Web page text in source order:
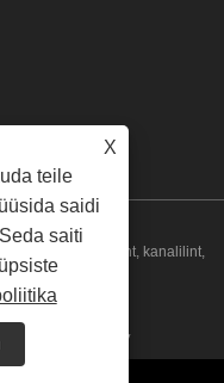
Co Ltd - PVC -lint, kanalilint,
kaitstud
Privacy Policy
X
teile
saidi
saiti